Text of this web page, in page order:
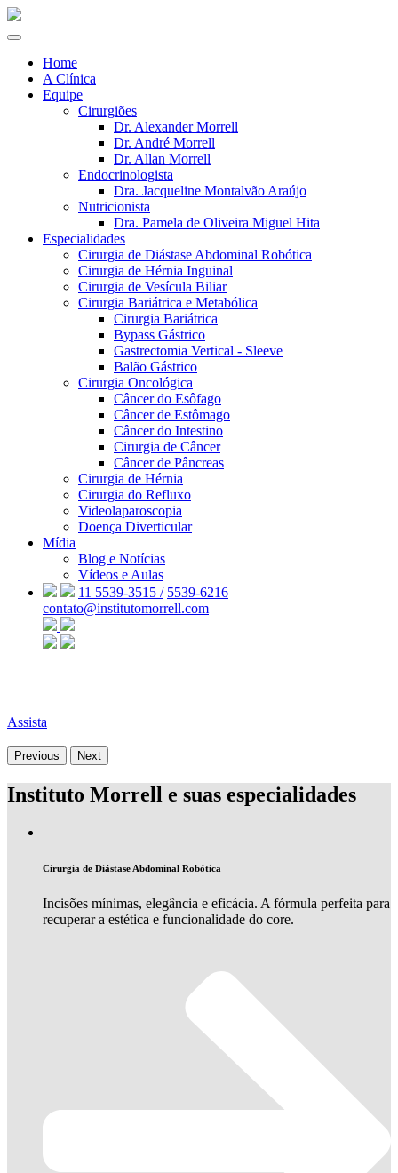
Home
A Clínica
Equipe
Cirurgiões
Dr. Alexander Morrell
Dr. André Morrell
Dr. Allan Morrell
Endocrinologista
Dra. Jacqueline Montalvão Araújo
Nutricionista
Dra. Pamela de Oliveira Miguel Hita
Especialidades
Cirurgia de Diástase Abdominal Robótica
Cirurgia de Hérnia Inguinal
Cirurgia de Vesícula Biliar
Cirurgia Bariátrica e Metabólica
Cirurgia Bariátrica
Bypass Gástrico
Gastrectomia Vertical - Sleeve
Balão Gástrico
Cirurgia Oncológica
Câncer do Esôfago
Câncer de Estômago
Câncer do Intestino
Cirurgia de Câncer
Câncer de Pâncreas
Cirurgia de Hérnia
Cirurgia do Refluxo
Videolaparoscopia
Doença Diverticular
Mídia
Blog e Notícias
Vídeos e Aulas
11 5539-3515 / 5539-6216
contato@institutomorrell.com
Assista
Previous Next
Instituto Morrell e suas especialidades
Cirurgia de Diástase Abdominal Robótica
Incisões mínimas, elegância e eficácia. A fórmula perfeita para
recuperar a estética e funcionalidade do core.